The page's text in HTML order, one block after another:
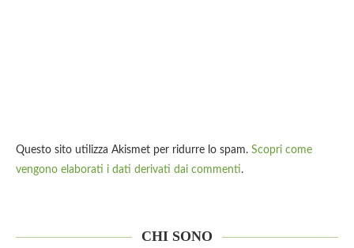
Questo sito utilizza Akismet per ridurre lo spam. Scopri come
vengono elaborati i dati derivati dai commenti.
CHI SONO